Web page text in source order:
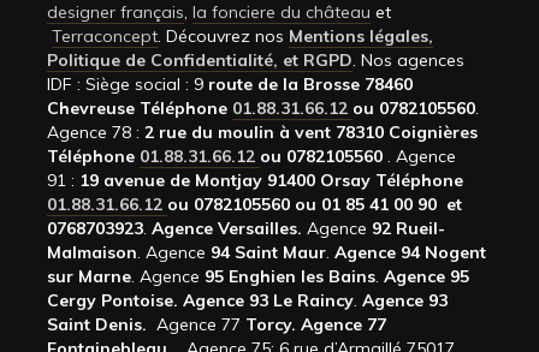
designer français, la fonciere du château et
Terraconcept. Découvrez nos Mentions légales,
Politique de Confidentialité, et RGPD. Nos agences
IDF : Siège social : 9 route de la Brosse 78460
Chevreuse Téléphone 01.88.31.66.12 ou 0782105560.
Agence 78 : 2 rue du moulin à vent 78310 Coignières
Téléphone 01.88.31.66.12 ou 0782105560 . Agence
91 : 19 avenue de Montjay 91400 Orsay Téléphone
01.88.31.66.12 ou 0782105560 ou 01 85 41 00 90 et
0768703923. Agence Versailles. Agence 92 Rueil-
Malmaison. Agence 94 Saint Maur. Agence 94 Nogent
sur Marne. Agence 95 Enghien les Bains. Agence 95
Cergy Pontoise. Agence 93 Le Raincy. Agence 93
Saint Denis. Agence 77 Torcy. Agence 77